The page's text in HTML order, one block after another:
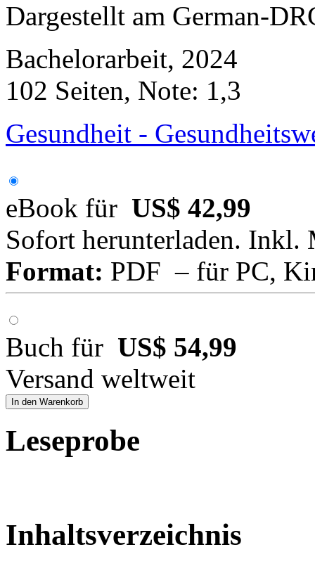
Dargestellt am German-
Bachelorarbeit, 2024
102 Seiten, Note: 1,3
Gesundheit -
eBook für US$ 42,99
Sofort herunterladen. Inkl.
Format: PDF – für PC,
Buch für US$ 54,99
Versand weltweit
In den Warenkorb
Leseprobe
Inhaltsverzeichnis